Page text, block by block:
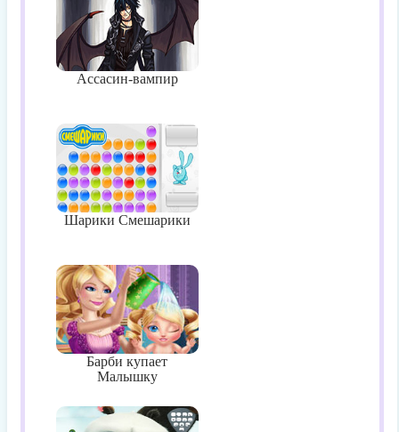
Ассасин-вампир
Шарики Смешарики
Барби купает
Малышку